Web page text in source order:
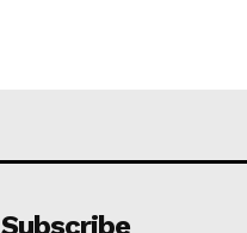
Subscribe